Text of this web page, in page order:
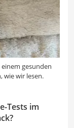
einem gesunden
wie wir lesen.
Tests im